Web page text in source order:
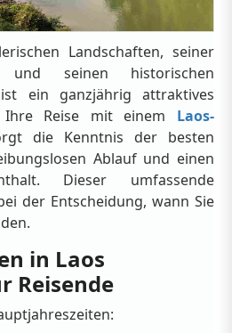
Landschaften, seiner
und seinen historischen
ein ganzjährig attraktives
Ihre Reise mit einem Laos-
die Kenntnis der besten
Ablauf und einen
Dieser umfassende
der Entscheidung, wann Sie
in Laos
Reisende